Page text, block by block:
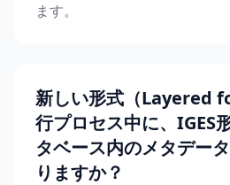
ます。
新しい形式（Layered
行プロセス中に、IGES
タベース内のメタデー
りますか？